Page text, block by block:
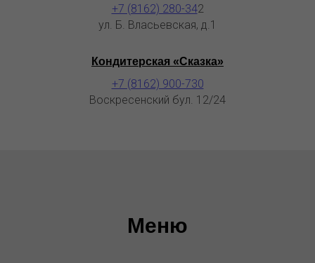
+7 (8162) 280-342
ул. Б. Власьевская, д.1
Кондитерская «Сказка»
+7 (8162) 900-730
Воскресенский бул. 12/24
Меню